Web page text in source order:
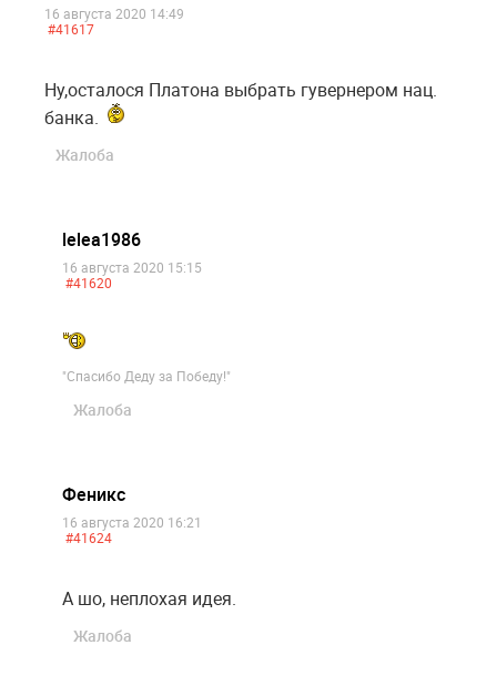
16 августа 2020 14:49
#41617
Ну,осталося Платона выбрать гувернером нац.
банка.
Жалоба
lelea1986
16 августа 2020 15:15
#41620
"Спасибо Деду за Победу!"
Жалоба
Феникс
16 августа 2020 16:21
#41624
А шо, неплохая идея.
Жалоба